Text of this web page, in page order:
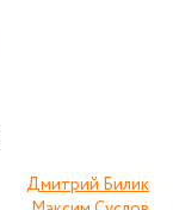
Дмитрий Билик